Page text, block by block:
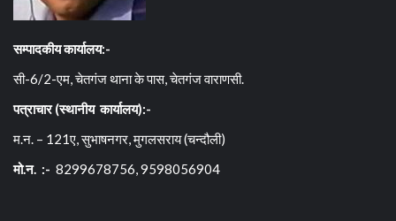
सम्पादकीय कार्यालय:-
सी-6/2-एम, चेतगंज थाना के पास, चेतगंज वाराणसी.
पत्राचार (स्थानीय कार्यालय):-
म.न. – 121ए, सुभाषनगर, मुगलसराय (चन्दौली)
मो.न. :- 8299678756, 9598056904